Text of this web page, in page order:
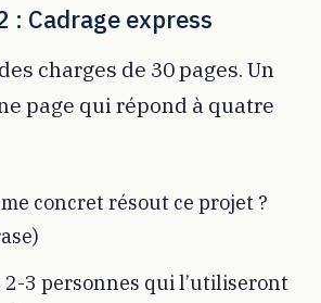
: Cadrage express
charges de 30 pages. Un
page qui répond à quatre
concret résout ce projet ?
2-3 personnes qui l’utiliseront